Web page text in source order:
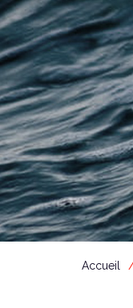
Accueil